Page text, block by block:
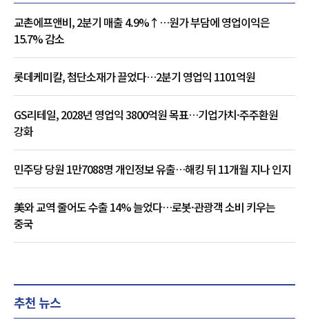
교촌에프앤비, 2분기 매출 4.9%↑…원가 부담에 영업이익은
15.7% 감소
롯데케미칼, 첨단소재가 끌었다…2분기 영업익 1101억원
GS리테일, 2028년 영업익 3800억원 목표…기업가치·주주환원
강화
민주당 당원 1만7088명 개인정보 유출…해킹 뒤 11개월 지나 인지
美와 교역 줄어도 수출 14% 늘었다…로봇·관광객 소비 키우는
중국
추천 뉴스